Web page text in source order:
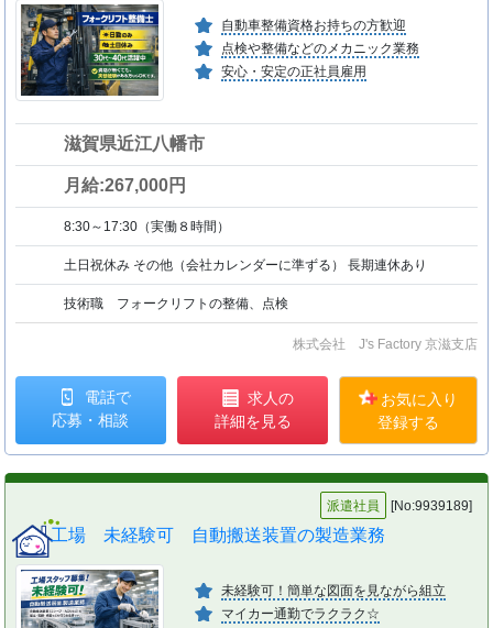
自動車整備資格お持ちの方歓迎
点検や整備などのメカニック業務
安心・安定の正社員雇用
滋賀県近江八幡市
月給:267,000円
8:30～17:30（実働８時間）
土日祝休み その他（会社カレンダーに準ずる） 長期連休あり
技術職 フォークリフトの整備、点検
株式会社 J's Factory 京滋支店
電話で
応募・相談
求人の
詳細を見る
お気に入り
登録する
派遣社員 [No:9939189]
工場 未経験可 自動搬送装置の製造業務
未経験可！簡単な図面を見ながら組立
マイカー通勤でラクラク☆